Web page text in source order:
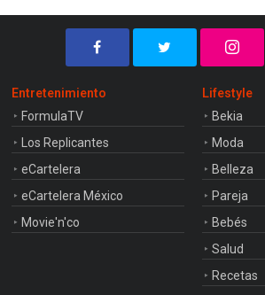
Entretenimiento
FormulaTV
Los Replicantes
eCartelera
eCartelera México
Movie'n'co
Lifestyle
Bekia
Moda
Belleza
Pareja
Bebés
Salud
Recetas